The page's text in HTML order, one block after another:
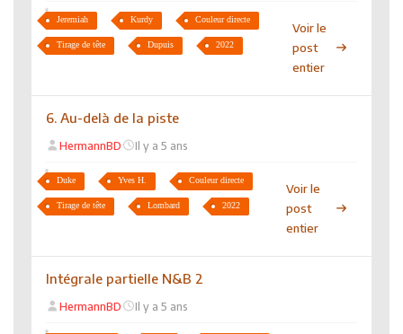
Jeremiah Kurdy Couleur directe
Tirage de tête Dupuis 2022
Voir le
post
entier
6. Au-delà de la piste
HermannBD Il y a 5 ans
Duke Yves H. Couleur directe
Tirage de tête Lombard 2022
Voir le
post
entier
Intégrale partielle N&B 2
HermannBD Il y a 5 ans